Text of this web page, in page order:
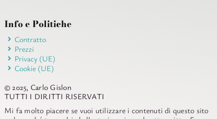
Info e Politiche
Contratto
Prezzi
Privacy (UE)
Cookie (UE)
© 2025, Carlo Gislon
TUTTI I DIRITTI RISERVATI
Mi fa molto piacere se vuoi utilizzare i contenuti di questo sito